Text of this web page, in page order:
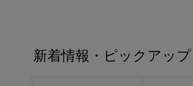
新着情報・ピックアップ